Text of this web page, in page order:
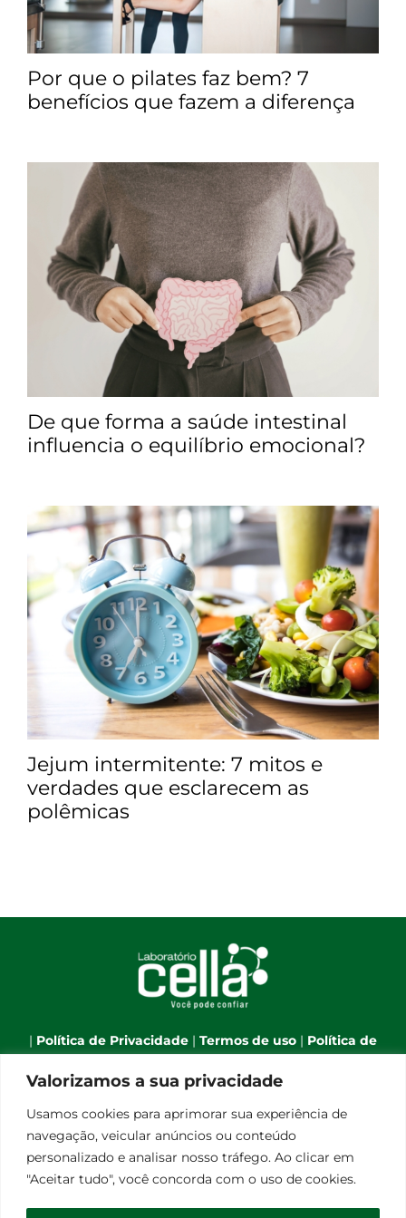
Valorizamos a sua privacidade
Usamos cookies para aprimorar sua experiência de
navegação, veicular anúncios ou conteúdo
personalizado e analisar nosso tráfego. Ao clicar em
"Aceitar tudo", você concorda com o uso de cookies.
Por que o pilates faz bem? 7
benefícios que fazem a diferença
De que forma a saúde intestinal
influencia o equilíbrio emocional?
Jejum intermitente: 7 mitos e
verdades que esclarecem as
polêmicas
| Política de Privacidade | Termos de uso | Política de
Cookies|Webmail|
mail:atendimento@laboratoriocella.com.br | Banco
de talentos:pessoal@laboratoriocella.com.br
© Copyright 2012 - 2026 | Laboratório Cella - All Rights
Laboratório de Análises Clínicas Cella Ltda - CNPJ